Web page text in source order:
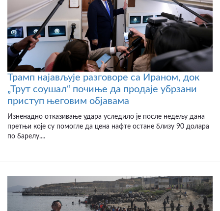
Трамп најављује разговоре са Ираном, док
„Трут соушал“ почиње да продаје убрзани
приступ његовим објавама
Изненадно отказивање удара уследило је после недељу дана
претњи које су помогле да цена нафте остане близу 90 долара
по барелу....